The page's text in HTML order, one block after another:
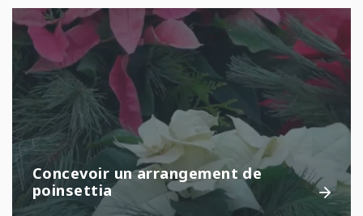
Concevoir un arrangement de
poinsettia